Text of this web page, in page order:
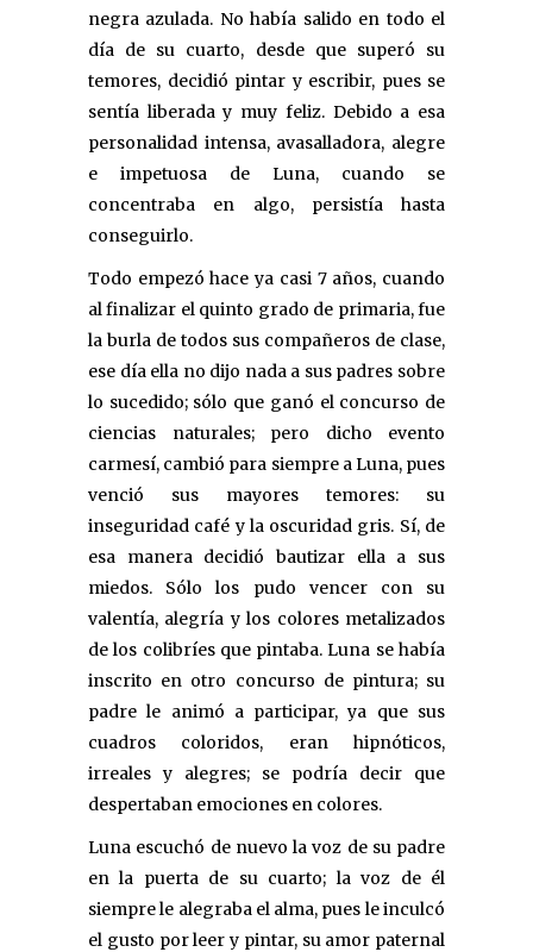
negra azulada. No había salido en todo el
día de su cuarto, desde que superó su
temores, decidió pintar y escribir, pues se
sentía liberada y muy feliz. Debido a esa
personalidad intensa, avasalladora, alegre
e impetuosa de Luna, cuando se
concentraba en algo, persistía hasta
conseguirlo.
Todo empezó hace ya casi 7 años, cuando
al finalizar el quinto grado de primaria, fue
la burla de todos sus compañeros de clase,
ese día ella no dijo nada a sus padres sobre
lo sucedido; sólo que ganó el concurso de
ciencias naturales; pero dicho evento
carmesí, cambió para siempre a Luna, pues
venció sus mayores temores: su
inseguridad café y la oscuridad gris. Sí, de
esa manera decidió bautizar ella a sus
miedos. Sólo los pudo vencer con su
valentía, alegría y los colores metalizados
de los colibríes que pintaba. Luna se había
inscrito en otro concurso de pintura; su
padre le animó a participar, ya que sus
cuadros coloridos, eran hipnóticos,
irreales y alegres; se podría decir que
despertaban emociones en colores.
Luna escuchó de nuevo la voz de su padre
en la puerta de su cuarto; la voz de él
siempre le alegraba el alma, pues le inculcó
el gusto por leer y pintar, su amor paternal